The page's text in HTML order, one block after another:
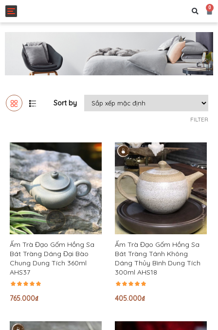
Toggle navigation 0
Sort by
FILTER
Ấm Trà Đạo Gốm Hồng Sa
Bát Tràng Dáng Đại Bào
Chung Dung Tích 360ml
AHS37
765.000₫
Ấm Trà Đạo Gốm Hồng Sa
Bát Tràng Tánh Không
Dáng Thủy Bình Dung Tích
300ml AHS18
405.000₫